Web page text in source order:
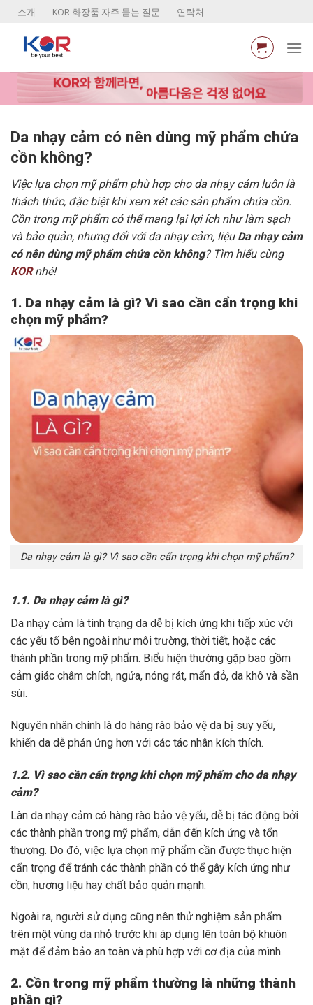
Skip
content
소개 KOR 화장품 자주 묻는 질문 연락처
Da nhạy cảm có nên dùng mỹ phẩm chứa
cồn không?
Việc lựa chọn mỹ phẩm phù hợp cho da nhạy cảm luôn là
thách thức, đặc biệt khi xem xét các sản phẩm chứa cồn.
Cồn trong mỹ phẩm có thể mang lại lợi ích như làm sạch
và bảo quản, nhưng đối với da nhạy cảm, liệu Da nhạy cảm
có nên dùng mỹ phẩm chứa cồn không? Tìm hiểu cùng
KORnhé!
1. Da nhạy cảm là gì? Vì sao cần cẩn trọng khi
chọn mỹ phẩm?
Da nhạy cảm là gì? Vì sao cần cẩn trọng khi chọn mỹ phẩm?
1.1. Da nhạy cảm là gì?
Da nhạy cảm là tình trạng da dễ bị kích ứng khi tiếp xúc với
các yếu tố bên ngoài như môi trường, thời tiết, hoặc các
thành phần trong mỹ phẩm. Biểu hiện thường gặp bao gồm
cảm giác châm chích, ngứa, nóng rát, mẩn đỏ, da khô và sần
sùi.
Nguyên nhân chính là do hàng rào bảo vệ da bị suy yếu,
khiến da dễ phản ứng hơn với các tác nhân kích thích.
1.2. Vì sao cần cẩn trọng khi chọn mỹ phẩm cho da nhạy
cảm?
Làn da nhạy cảm có hàng rào bảo vệ yếu, dễ bị tác động bởi
các thành phần trong mỹ phẩm, dẫn đến kích ứng và tổn
thương. Do đó, việc lựa chọn mỹ phẩm cần được thực hiện
cẩn trọng để tránh các thành phần có thể gây kích ứng như
cồn, hương liệu hay chất bảo quản mạnh.
Ngoài ra, người sử dụng cũng nên thử nghiệm sản phẩm
trên một vùng da nhỏ trước khi áp dụng lên toàn bộ khuôn
mặt để đảm bảo an toàn và phù hợp với cơ địa của mình.
2. Cồn trong mỹ phẩm thường là những thành
phần gì?